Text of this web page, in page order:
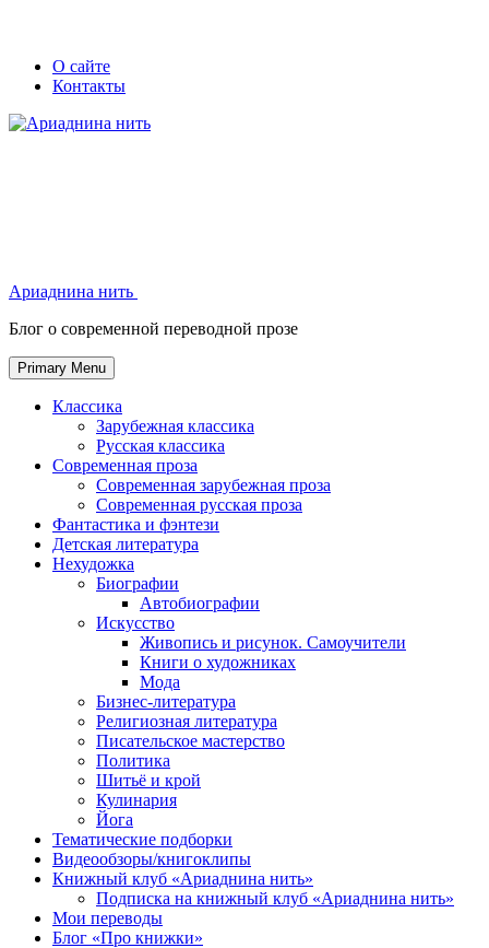
Skip
Secondary
left
navigation
Secondary
right
navigation
О сайте
Контакты
Ариаднина нить
Блог о современной переводной прозе
Primary Menu
Классика
Зарубежная классика
Русская классика
Современная проза
Современная зарубежная проза
Современная русская проза
Фантастика и фэнтези
Детская литература
Нехудожка
Биографии
Автобиографии
Искусство
Живопись и рисунок. Самоучители
Книги о художниках
Мода
Бизнес-литература
Религиозная литература
Писательское мастерство
Политика
Шитьё и крой
Кулинария
Йога
Тематические подборки
Видеообзоры/книгоклипы
Книжный клуб «Ариаднина нить»
Подписка на книжный клуб «Ариаднина нить»
Мои переводы
Блог «Про книжки»